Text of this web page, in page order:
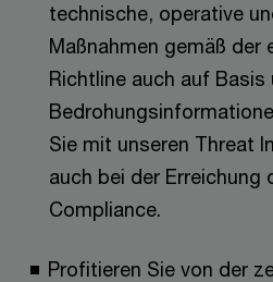
technische, operative
Maßnahmen gemäß der
Richtline auch auf Basis
Sie mit unseren Threat
auch bei der Erreichung
Compliance.
Profitieren Sie von der